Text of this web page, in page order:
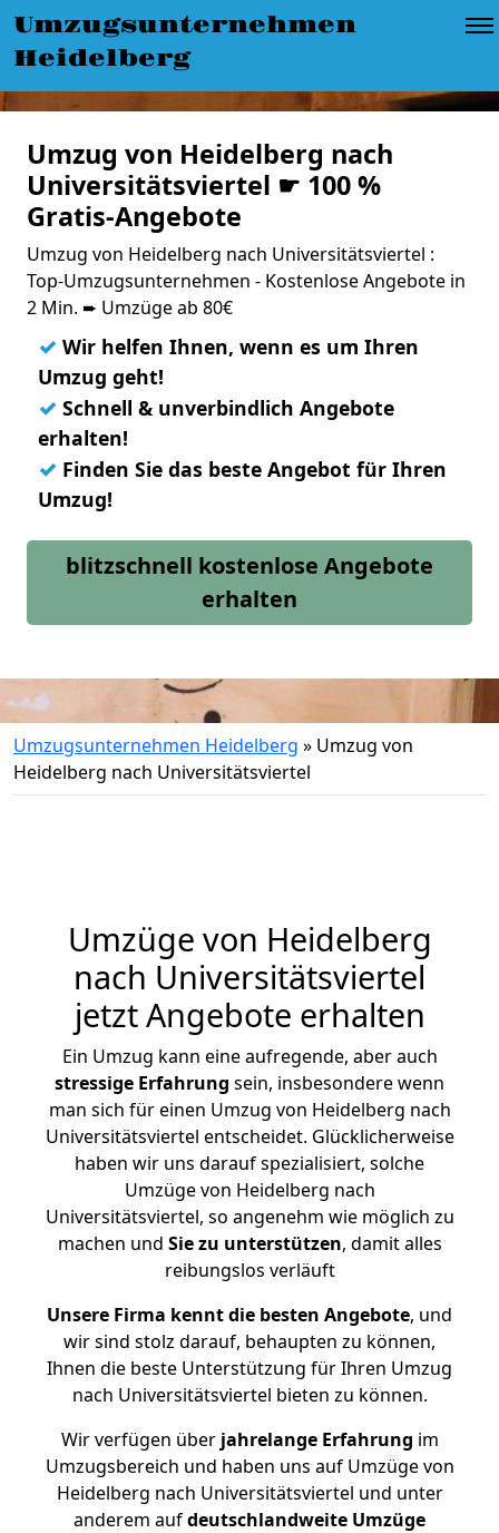
Umzugsunternehmen
Heidelberg
Umzug von Heidelberg nach
Universitätsviertel ☛ 100 %
Gratis-Angebote
Umzug von Heidelberg nach Universitätsviertel :
Top-Umzugsunternehmen - Kostenlose Angebote in
2 Min. ➨ Umzüge ab 80€
✓ Wir helfen Ihnen, wenn es um Ihren
Umzug geht!
✓ Schnell & unverbindlich Angebote
erhalten!
✓ Finden Sie das beste Angebot für Ihren
Umzug!
blitzschnell kostenlose Angebote
erhalten
Umzugsunternehmen Heidelberg » Umzug von
Heidelberg nach Universitätsviertel
Umzüge von Heidelberg
nach Universitätsviertel
jetzt Angebote erhalten
Ein Umzug kann eine aufregende, aber auch
stressige Erfahrung sein, insbesondere wenn
man sich für einen Umzug von Heidelberg nach
Universitätsviertel entscheidet. Glücklicherweise
haben wir uns darauf spezialisiert, solche
Umzüge von Heidelberg nach
Universitätsviertel, so angenehm wie möglich zu
machen und Sie zu unterstützen, damit alles
reibungslos verläuft
Unsere Firma kennt die besten Angebote, und
wir sind stolz darauf, behaupten zu können,
Ihnen die beste Unterstützung für Ihren Umzug
nach Universitätsviertel bieten zu können.
Wir verfügen überjahrelange Erfahrung im
Umzugsbereich und haben uns auf Umzüge von
Heidelberg nach Universitätsviertel und unter
anderem aufdeutschlandweite Umzüge